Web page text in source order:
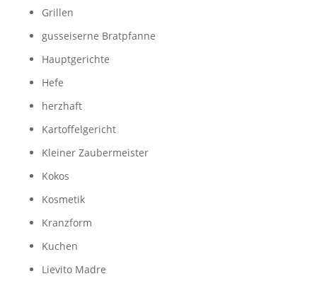
Grillen
gusseiserne Bratpfanne
Hauptgerichte
Hefe
herzhaft
Kartoffelgericht
Kleiner Zaubermeister
Kokos
Kosmetik
Kranzform
Kuchen
Lievito Madre